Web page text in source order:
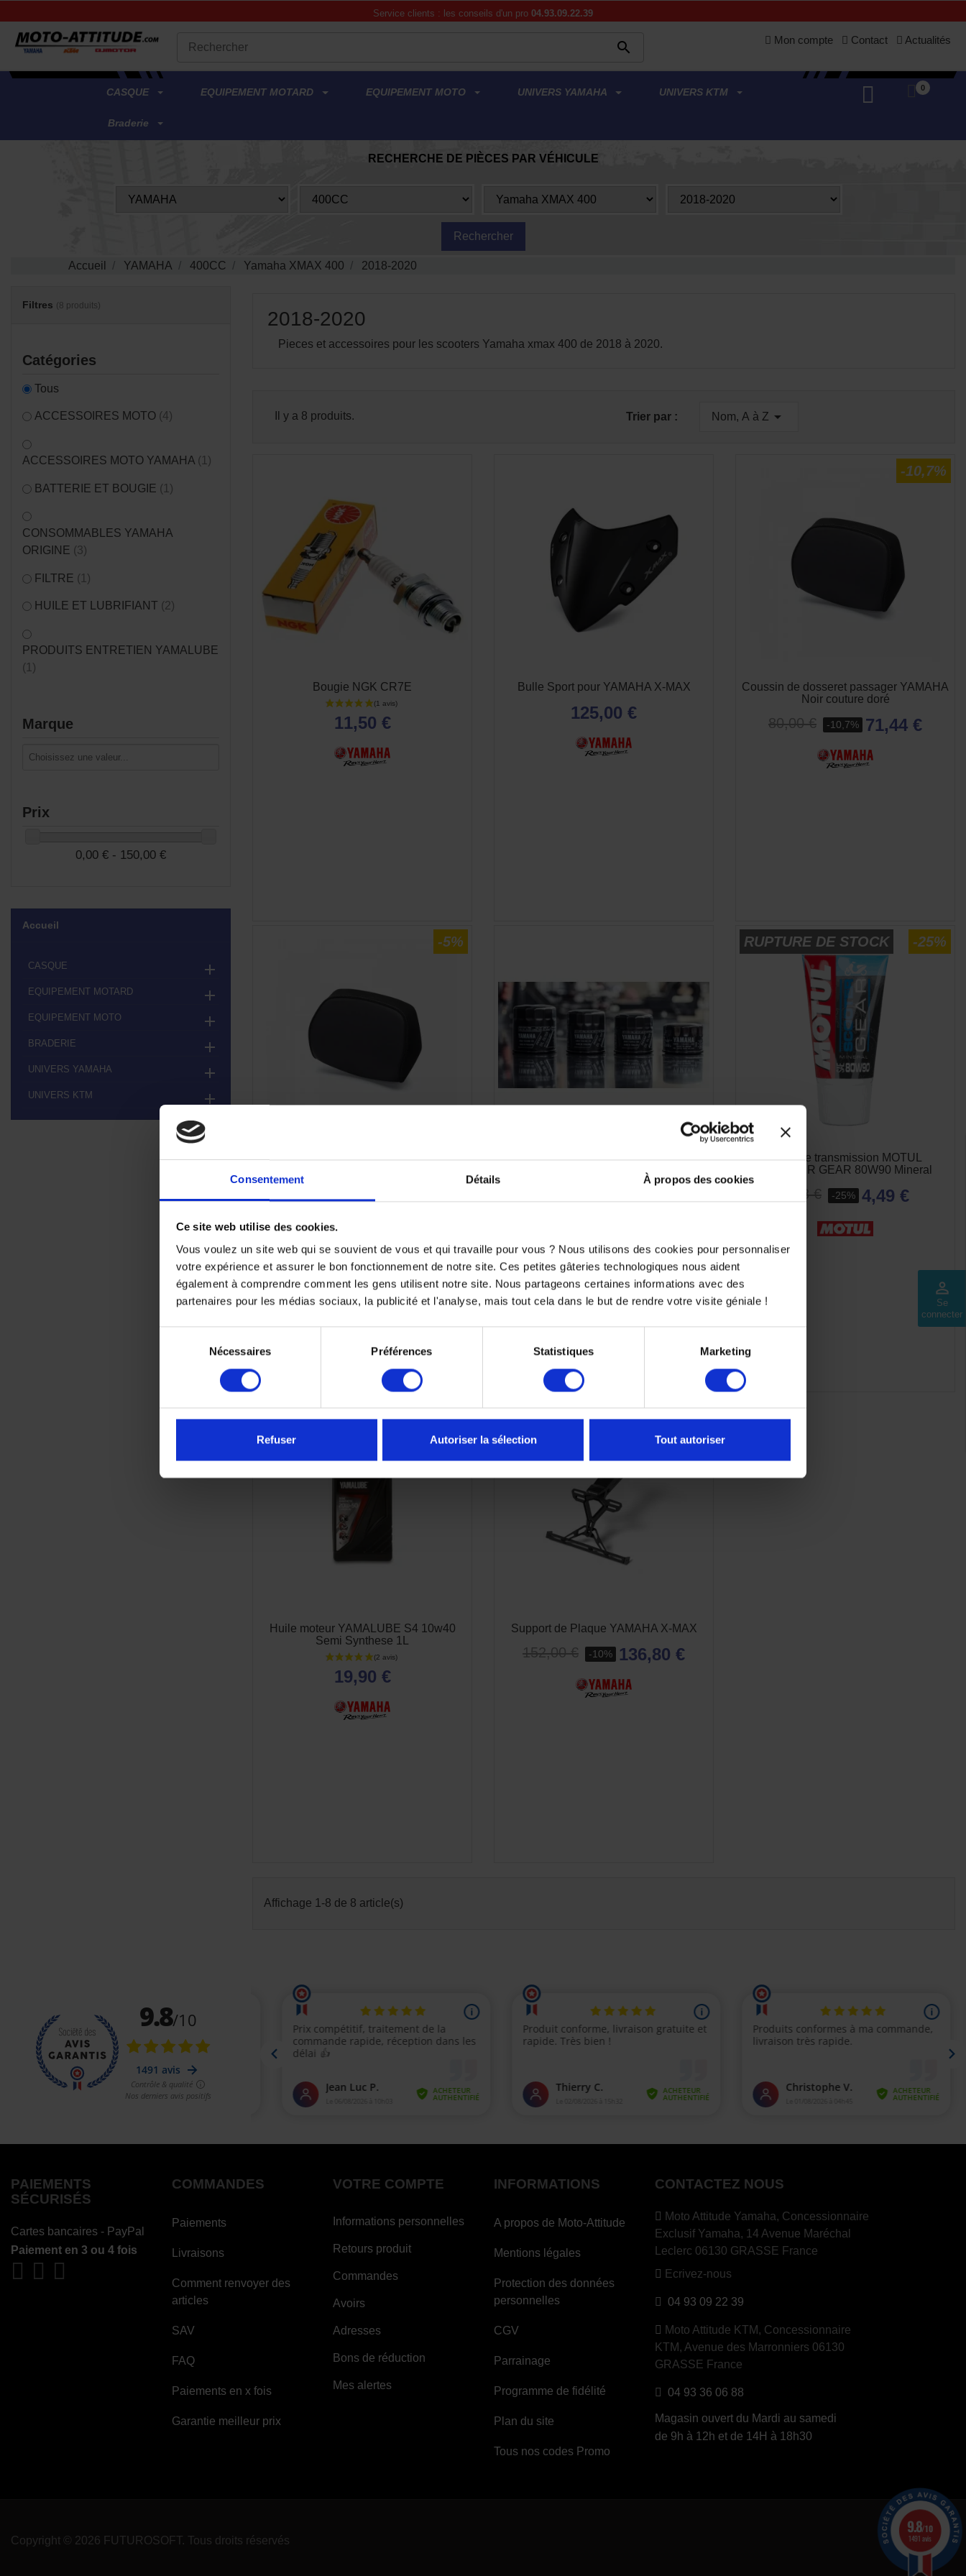
Consentement Détails À propos des cookies
Ce site web utilise des cookies.
Vous voulez un site web qui se souvient de vous et qui travaille pour vous ? Nous utilisons des cookies pour personnaliser
votre expérience et assurer le bon fonctionnement de notre site. Ces petites gâteries technologiques nous aident
également à comprendre comment les gens utilisent notre site. Nous partageons certaines informations avec des
partenaires pour les médias sociaux, la publicité et l'analyse, mais tout cela dans le but de rendre votre visite géniale !
consentement
Nécessaires Préférences Statistiques Marketing
Refuser Autoriser la sélection Tout autoriser
perm_identity
Se
connecter
Service clients : les conseils d'un pro 04.93.09.22.39
 Mon compte Contact Actualités
.
CASQUE EQUIPEMENT MOTARD EQUIPEMENT MOTO UNIVERS YAMAHA UNIVERS KTM
Braderie
0
RECHERCHE DE PIÈCES PAR VÉHICULE
Accueil YAMAHA 400CC Yamaha XMAX 400 2018-2020
Filtres (8 produits)
Catégories
Tous
ACCESSOIRES MOTO (4)
ACCESSOIRES MOTO YAMAHA (1)
BATTERIE ET BOUGIE (1)
CONSOMMABLES YAMAHA
ORIGINE (3)
FILTRE (1)
HUILE ET LUBRIFIANT (2)
PRODUITS ENTRETIEN YAMALUBE
(1)
Marque
Prix
0,00 € - 150,00 €
Accueil
CASQUE 
EQUIPEMENT MOTARD 
EQUIPEMENT MOTO 
BRADERIE 
UNIVERS YAMAHA 
UNIVERS KTM 
2018-2020
Pieces et accessoires pour les scooters Yamaha xmax 400 de 2018 à 2020.
Il y a 8 produits. Trier par : Nom, A à Z 
Bougie NGK CR7E
11,50 €
Bulle Sport pour YAMAHA X-MAX
125,00 €
-10,7%
Coussin de dosseret passager YAMAHA
Noir couture doré
80,00 € -10,7% 71,44 €
-5%
APERÇU RAPIDE
Coussin de dosseret passager YAMAHA
APERÇU RAPIDE
Filtre à huile YAMAHA Origine
-25%
RUPTURE DE STOCK
Huile de transmission MOTUL
SCOOTER GEAR 80W90 Mineral
5,98 € -25% 4,49 €
Huile moteur YAMALUBE S4 10w40
Semi Synthese 1L
19,90 €
-10%
RUPTURE DE STOCK
Support de Plaque YAMAHA X-MAX
152,00 € -10% 136,80 €
Affichage 1-8 de 8 article(s)
PAIEMENTS
SÉCURISÉS
Cartes bancaires - PayPal
Paiement en 3 ou 4 fois
COMMANDES
Paiements
Livraisons
Comment renvoyer des
articles
SAV
FAQ
Paiements en x fois
Garantie meilleur prix
VOTRE COMPTE
Informations personnelles
Retours produit
Commandes
Avoirs
Adresses
Bons de réduction
Mes alertes
INFORMATIONS
A propos de Moto-Attitude
Mentions légales
Protection des données
personnelles
CGV
Parrainage
Programme de fidélité
Plan du site
Tous nos codes Promo
CONTACTEZ NOUS
Moto Attitude Yamaha, Concessionnaire
Exclusif Yamaha, 14 Avenue Maréchal
Leclerc 06130 GRASSE France
Ecrivez-nous
04 93 09 22 39
Moto Attitude KTM, Concessionnaire
KTM, Avenue des Marronniers 06130
GRASSE France
04 93 36 06 88
Magasin ouvert du Mardi au samedi
de 9h à 12h et de 14H à 18h30
Copyright © 2026 FUTUROSOFT. Tous droits réservés
9.8/10
1491 avis